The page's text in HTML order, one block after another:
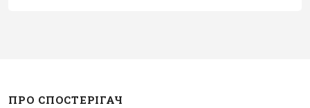
ПРО СПОСТЕРІГАЧ